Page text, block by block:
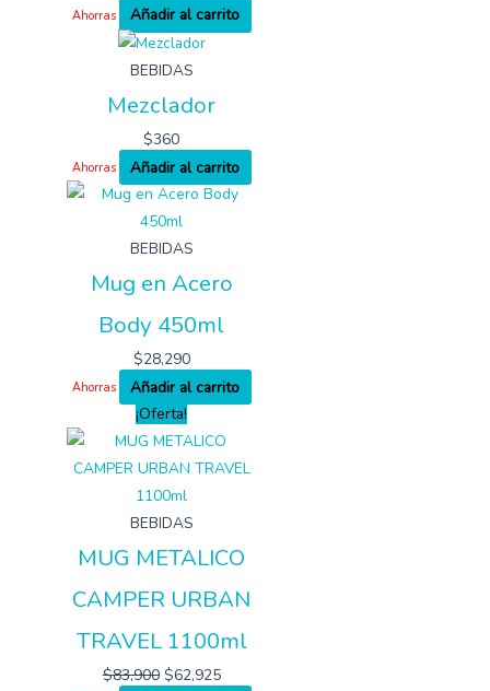
Ahorras Añadir al carrito
BEBIDAS
Mezclador
$360
Ahorras Añadir al carrito
BEBIDAS
Mug en Acero
Body 450ml
$28,290
Ahorras
Añadir al carrito
¡Oferta!
BEBIDAS
MUG METALICO
CAMPER URBAN
TRAVEL 1100ml
$83,900 $62,925